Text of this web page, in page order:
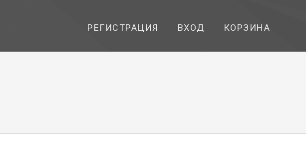
РЕГИСТРАЦИЯ ВХОД КОРЗИНА